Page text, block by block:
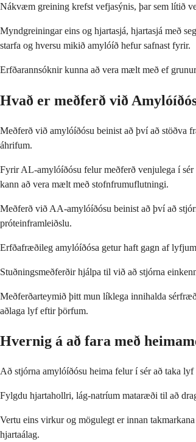
Nákvæm greining krefst vefjasýnis, þar sem lítið
Myndgreiningar eins og hjartasjá, hjartasjá með
starfa og hversu mikið amylóíð hefur safnast fyrir.
Erfðarannsóknir kunna að vera mælt með ef
Hvað er meðferð við
Meðferð við amylóíðósu beinist að því að stöðva
áhrifum.
Fyrir AL-amylóíðósu felur meðferð venjulega í
kann að vera mælt með stofnfrumuflutningi.
Meðferð við AA-amylóíðósu beinist að því að
próteinframleiðslu.
Erfðafræðileg amylóíðósa getur haft gagn af
Stuðningsmeðferðir hjálpa til við að stjórna
Meðferðarteymið þitt mun líklega innihalda
aðlaga lyf eftir þörfum.
Hvernig á að fara með
Að stjórna amylóíðósu heima felur í sér að taka
Fylgdu hjartahollri, lág-natríum mataræði til að
Vertu eins virkur og mögulegt er innan
hjartaálag.